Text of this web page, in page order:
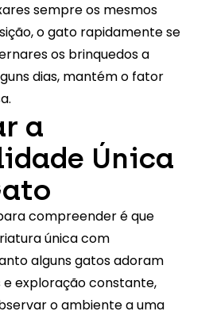
sempre os mesmos
o gato rapidamente se
os brinquedos a
dias, mantém o fator
a
Única
compreender é que
única com
alguns gatos adoram
exploração constante,
o ambiente a uma